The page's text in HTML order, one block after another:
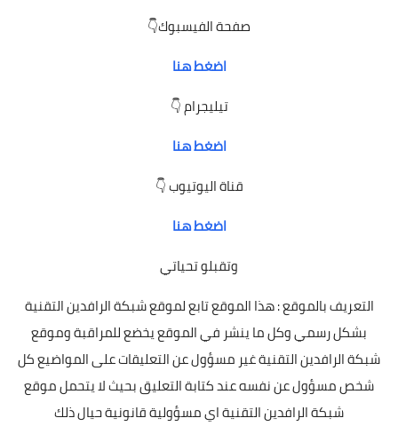
صفحة الفيسبوك👇
اضغط هنا
تيليجرام 👇
اضغط هنا
قناة اليوتيوب 👇
اضغط هنا
وتقبلو تحياتي
التعريف بالموقع : هذا الموقع تابع لموقع شبكة الرافدين التقنية
بشكل رسمي وكل ما ينشر في الموقع يخضع للمراقبة وموقع
شبكة الرافدين التقنية غير مسؤول عن التعليقات على المواضيع كل
شخص مسؤول عن نفسه عند كتابة التعليق بحيث لا يتحمل موقع
شبكة الرافدين التقنية اي مسؤولية قانونية حيال ذلك